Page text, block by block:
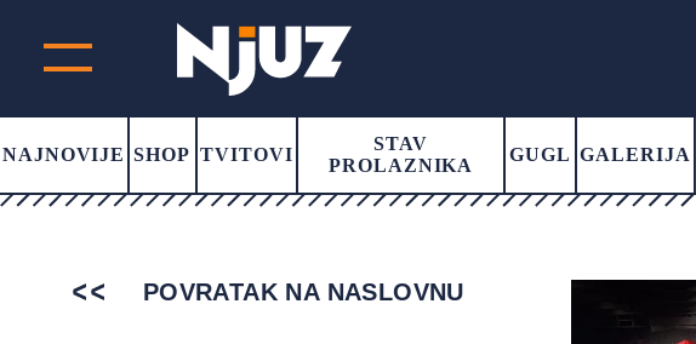
NAJNOVIJE SHOP TVITOVI
STAV
PROLAZNIKA
GUGL GALERIJA
POVRATAK NA NASLOVNU